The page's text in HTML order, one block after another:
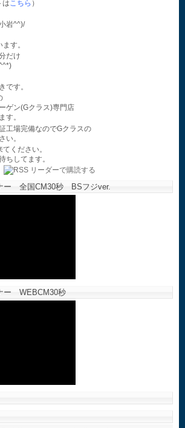
はこちら ）
岩^^)/
す。
だけ
です。
ゲン(Gクラス)専門店
す。
工場完備なのでGクラスの
い。
ください。
ちしてます。
ー 全国CM30秒 BSフジver.
ー WEBCM30秒